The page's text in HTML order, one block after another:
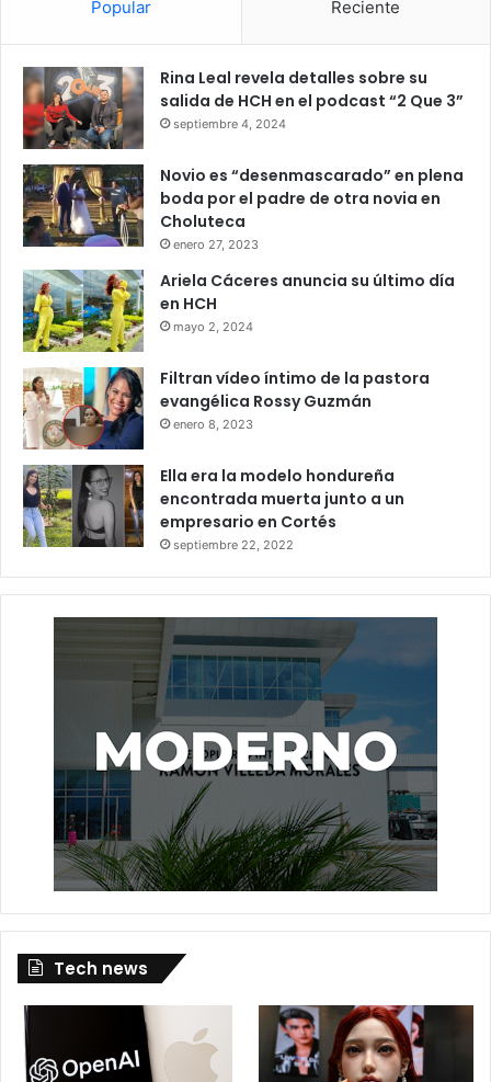
Popular Reciente
Rina Leal revela detalles sobre su
salida de HCH en el podcast “2 Que 3”
septiembre 4, 2024
Novio es “desenmascarado” en plena
boda por el padre de otra novia en
Choluteca
enero 27, 2023
Ariela Cáceres anuncia su último día
en HCH
mayo 2, 2024
Filtran vídeo íntimo de la pastora
evangélica Rossy Guzmán
enero 8, 2023
Ella era la modelo hondureña
encontrada muerta junto a un
empresario en Cortés
septiembre 22, 2022
Tech news